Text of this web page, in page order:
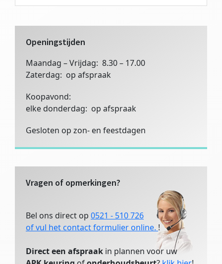
deze
Openingstijden
Maandag – Vrijdag: 8.30 – 17.00
Zaterdag: op afspraak
Koopavond:
elke donderdag: op afspraak
Gesloten op zon- en feestdagen
Vragen of opmerkingen?
Bel ons direct op 0521 - 510 726
of vul het contact formulier online. !
Direct een afspraak in plannen voor uw